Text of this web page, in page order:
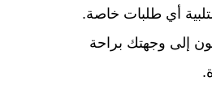
أي طلبات خاصة.
إلى وجهتك براحة